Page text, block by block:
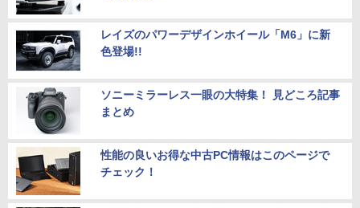
レイズのパワーデザインホイール「M6」に新
色登場!!
ソニーミラーレス一眼の大特集！ 見どころ記事
まとめ
性能の良いお得な中古PC情報はこのページで
チェック！